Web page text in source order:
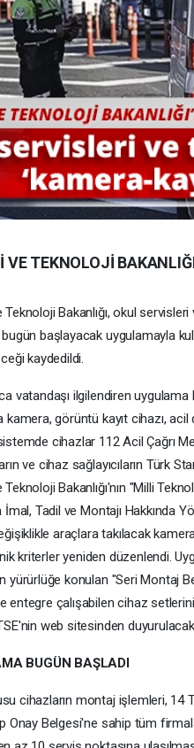
VE TEKNOLOJİ
Teknoloji Bakanlığı, okul
bugün başlayacak uygulamayla
kaydedildi.
vatandaşı ilgilendiren
kamera, görüntü kayıt cihazı,
cihazlar 112 Acil Çağrı
ve cihaz sağlayıcıların Türk
Bakanlığı'nın "Milli
İmal, Tadil ve Montajı Hakkında
araçlara takılacak
kriterler yeniden düzenlendi.
yürürlüğe konulan "Seri Montaj
entegre çalışabilen cihaz
web sitesinden
BUGÜN BAŞLADI
cihazların montaj işlemleri, 14
Onay Belgesi'ne sahip tüm